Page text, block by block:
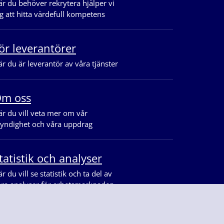
du behöver rekrytera hjälper vi
att hitta värdefull kompetens
leverantörer
du är leverantör av våra tjänster
oss
du vill veta mer om vår
och våra uppdrag
och analyser
du vill se statistik och ta del av
analyser för arbetsmarknaden